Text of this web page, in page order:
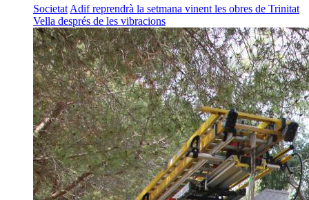
Societat Adif reprendrà la setmana vinent les obres de Trinitat
Vella després de les vibracions